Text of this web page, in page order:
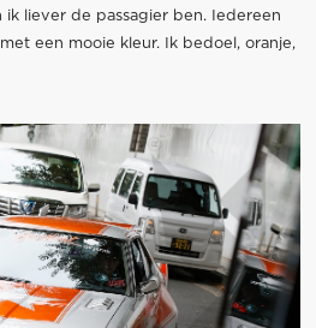
ik liever de passagier ben. Iedereen
een mooie kleur. Ik bedoel, oranje,